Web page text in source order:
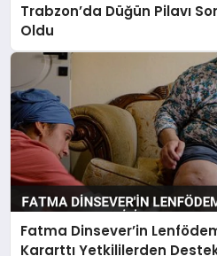
Trabzon’da Düğün Pilavı
Oldu
Fatma Dinsever’in
Kararttı Yetkililerden